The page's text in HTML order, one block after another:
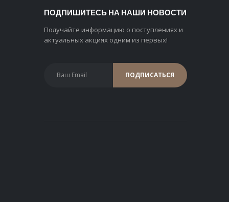
ПОДПИШИТЕСЬ НА НАШИ НОВОСТИ
Получайте информацию о поступлениях и
актуальных акциях одним из первых!